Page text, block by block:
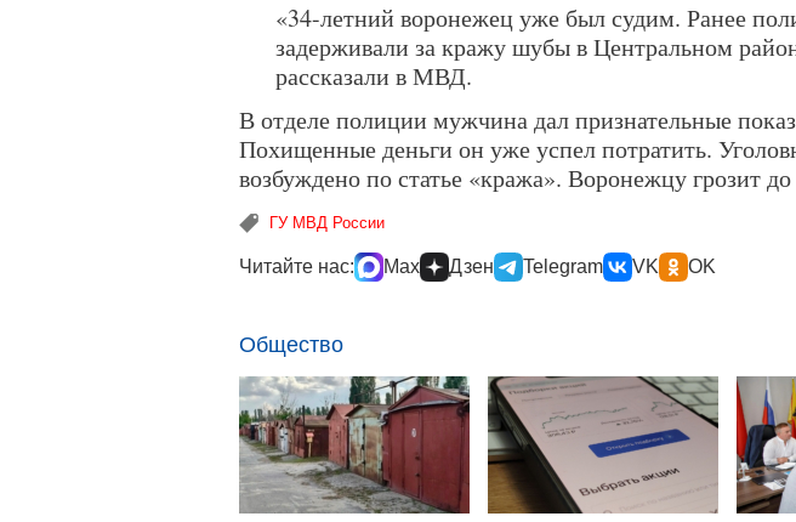
«34-летний воронежец уже был судим. Ранее
задерживали за кражу шубы в Центральном
рассказали в МВД.
В отделе полиции мужчина дал признательные
Похищенные деньги он уже успел потратить.
возбуждено по статье «кража». Воронежцу грозит
ГУ МВД России
Читайте нас: Max Дзен Telegram VK OK
Общество